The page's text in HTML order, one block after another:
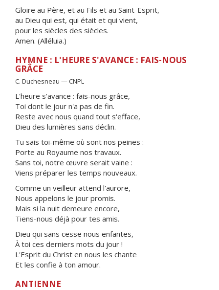
Gloire au Père, et au Fils et au Saint-Esprit,
au Dieu qui est, qui était et qui vient,
pour les siècles des siècles.
Amen. (Alléluia.)
HYMNE : L'HEURE S'AVANCE : FAIS-NOUS
GRÂCE
C. Duchesneau — CNPL
L'heure s'avance : fais-nous grâce,
Toi dont le jour n'a pas de fin.
Reste avec nous quand tout s'efface,
Dieu des lumières sans déclin.
Tu sais toi-même où sont nos peines :
Porte au Royaume nos travaux.
Sans toi, notre œuvre serait vaine :
Viens préparer les temps nouveaux.
Comme un veilleur attend l'aurore,
Nous appelons le jour promis.
Mais si la nuit demeure encore,
Tiens-nous déjà pour tes amis.
Dieu qui sans cesse nous enfantes,
À toi ces derniers mots du jour !
L'Esprit du Christ en nous les chante
Et les confie à ton amour.
ANTIENNE